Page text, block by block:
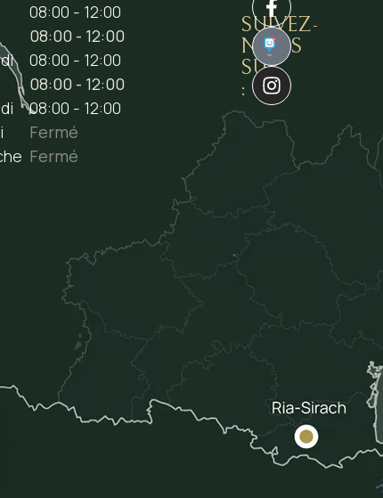
08:00 - 12:00
08:00 - 12:00
08:00 - 12:00
08:00 - 12:00
08:00 - 12:00
Fermé
Fermé
SUIVEZ-
NOUS
SUR
:
1